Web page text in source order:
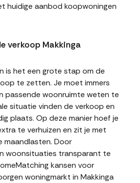
huidige aanbod koopwoningen
verkoop Makkinga
is het een grote stap om de
te zetten. Je moet immers
passende woonruimte weten te
situatie vinden de verkoop en
plaats. Op deze manier hoef je
te verhuizen en zit je met
maandlasten. Door
woonsituaties transparant te
kansen voor
woningmarkt in Makkinga